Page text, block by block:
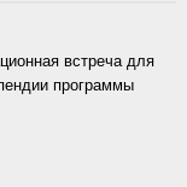
встреча для
программы